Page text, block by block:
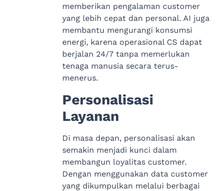
memberikan pengalaman customer
yang lebih cepat dan personal. AI juga
membantu mengurangi konsumsi
energi, karena operasional CS dapat
berjalan 24/7 tanpa memerlukan
tenaga manusia secara terus-
menerus.
Personalisasi
Layanan
Di masa depan, personalisasi akan
semakin menjadi kunci dalam
membangun loyalitas customer.
Dengan menggunakan data customer
yang dikumpulkan melalui berbagai